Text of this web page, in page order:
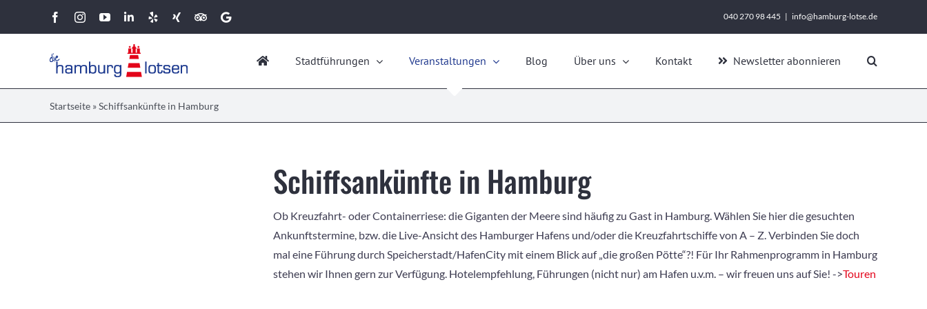
FacebookInstagramYouTubeLinkedIn
YelpXing Tripadvisor
Google 040 270 98 445 | info@hamburg-lotse.de
Stadtführungen Veranstaltungen Blog Über uns Kontakt Newsletter abonnieren
Startseite »Schiffsankünfte in Hamburg
Schiffsankünfte in Hamburg
Ob Kreuzfahrt- oder Containerriese: die Giganten der Meere sind häufig zu Gast in Hamburg. Wählen Sie hier die gesuchten
Ankunftstermine, bzw. die Live-Ansicht des Hamburger Hafens und/oder die Kreuzfahrtschiffe von A – Z. Verbinden Sie doch
mal eine Führung durch Speicherstadt/HafenCity mit einem Blick auf „die großen Pötte“?! Für Ihr Rahmenprogramm in Hamburg
stehen wir Ihnen gern zur Verfügung. Hotelempfehlung, Führungen (nicht nur) am Hafen u.v.m. – wir freuen uns auf Sie! ->Touren